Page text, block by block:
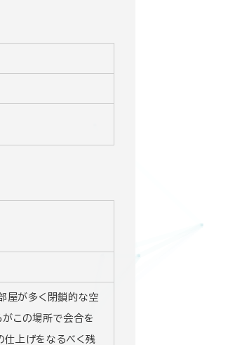
が多く閉鎖的な空
がこの場所で会合を
仕上げをなるべく残